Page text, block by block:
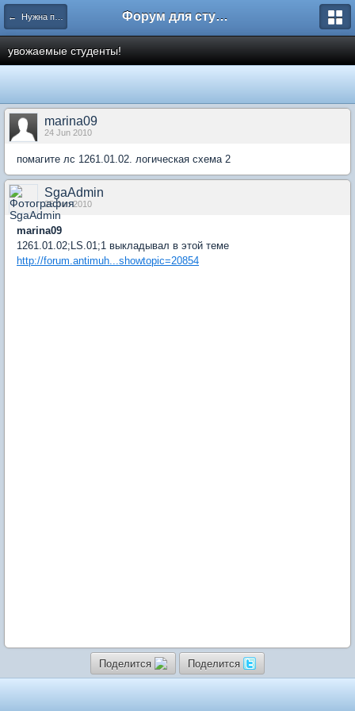
← Нужна помощь Форум для студента СГА
увожаемые студенты!
marina09
24 Jun 2010
помагите лс 1261.01.02. логическая схема 2
SgaAdmin
25 Jun 2010
marina09
1261.01.02;LS.01;1 выкладывал в этой теме
http://forum.antimuh...showtopic=20854
Поделится Поделится